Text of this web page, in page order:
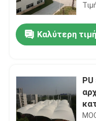
Καλύτερη τιμή